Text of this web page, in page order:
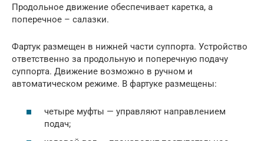
Продольное движение обеспечивает каретка, а
поперечное – салазки.
Фартук размещен в нижней части суппорта. Устройство
ответственно за продольную и поперечную подачу
суппорта. Движение возможно в ручном и
автоматическом режиме. В фартуке размещены:
четыре муфты — управляют направлением
подач;